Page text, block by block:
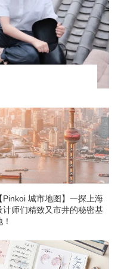
【Pinkoi 城市地图】一探上海
计师们精致又市井的秘密基